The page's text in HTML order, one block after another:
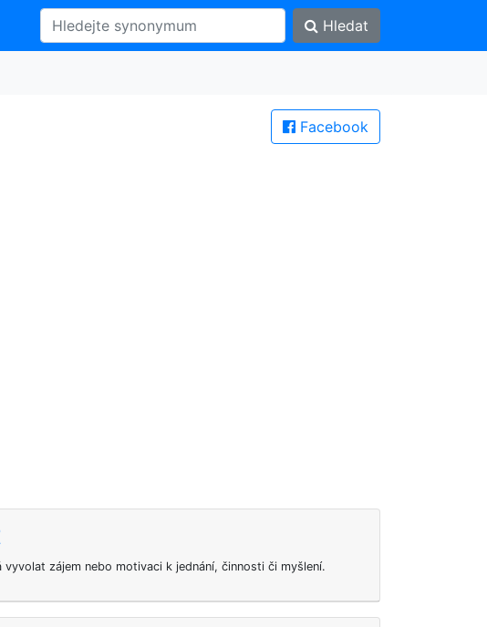
Hledat
Facebook
vyvolat zájem nebo motivaci k jednání, činnosti či myšlení.